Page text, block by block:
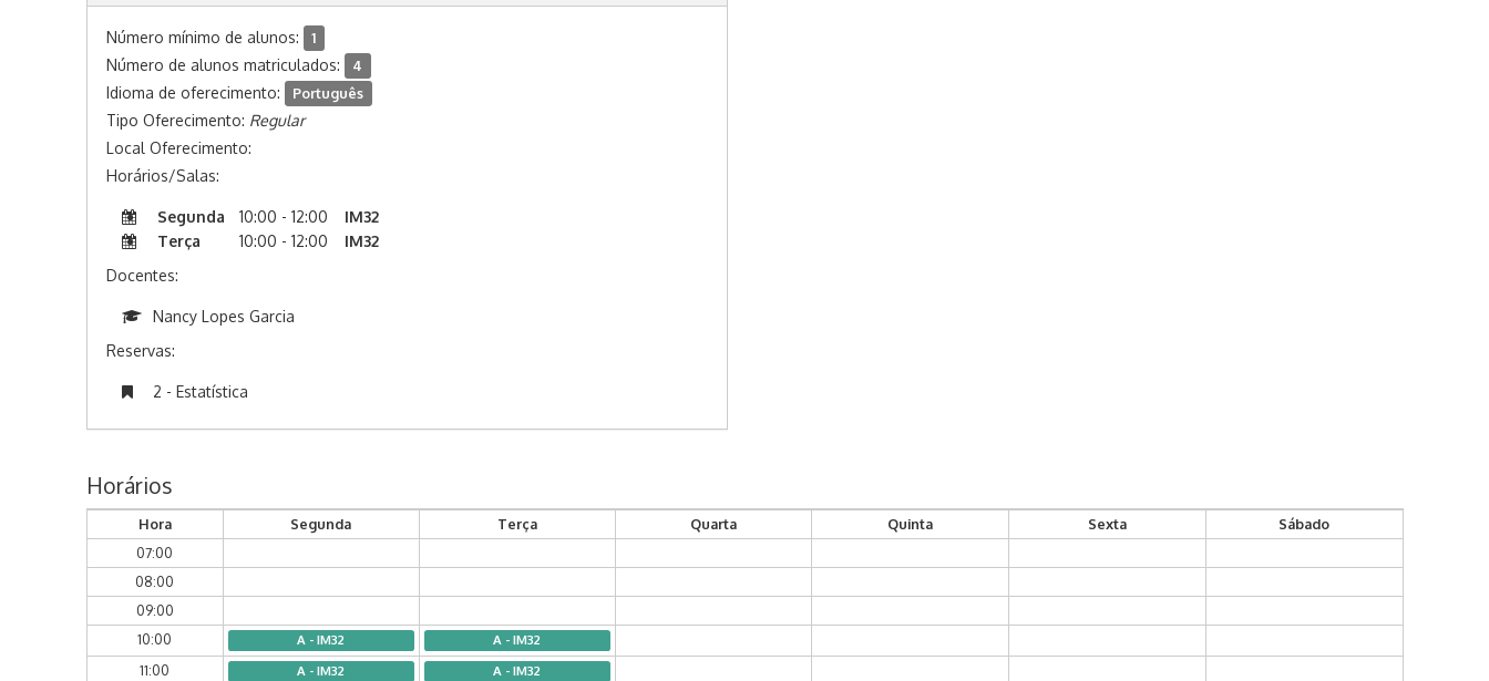
Número mínimo de alunos: 1
Número de alunos matriculados: 4
Idioma de oferecimento: Português
Tipo Oferecimento: Regular
Local Oferecimento:
Horários/Salas:
Segunda 10:00 - 12:00
IM32
Terça
10:00 - 12:00
IM32
Docentes:
Nancy Lopes Garcia
Reservas:
2 - Estatística
Horários
Hora Segunda Terça Quarta Quinta Sexta
Sábado
07:00
08:00
09:00
10:00
A - IM32 A - IM32
11:00 A - IM32 A - IM32